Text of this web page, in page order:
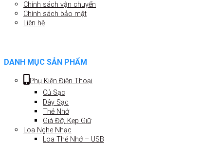
Chính sách vận chuyển
Chính sách bảo mật
Liên hệ
DANH MỤC SẢN PHẨM
Phụ Kiện Điện Thoại
Củ Sạc
Dây Sạc
Thẻ Nhớ
Giá Đỡ, Kẹp Giữ
Loa Nghe Nhạc
Loa Thẻ Nhớ – USB